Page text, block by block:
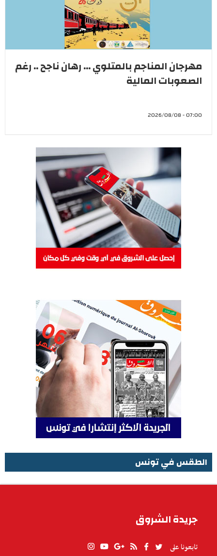
مهرجان المناجم بالمتلوي ... رهان ناجح .. رغم
الصعوبات المالية
07:00 - 2026/08/08
الطقس في تونس
جريدة الشروق
تابعونا على